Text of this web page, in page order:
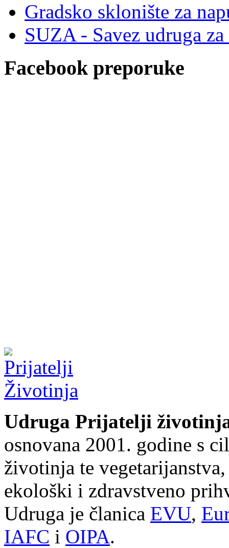
Gradsko sklonište za
SUZA - Savez udruga
Facebook preporuke
Udruga Prijatelji
osnovana 2001. godine s
životinja te
ekološki i zdravstveno
Udruga je članica EVU,
IAFC i OIPA.